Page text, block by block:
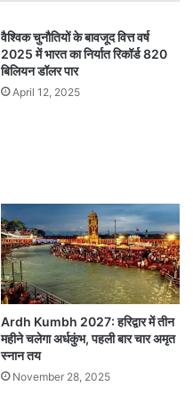
वैश्विक चुनौतियों के बावजूद वित्त वर्ष
2025 में भारत का निर्यात रिकॉर्ड 820
बिलियन डॉलर पार
April 12, 2025
Ardh Kumbh 2027: हरिद्वार में तीन
महीने चलेगा अर्धकुंभ, पहली बार चार अमृत
स्नान तय
November 28, 2025